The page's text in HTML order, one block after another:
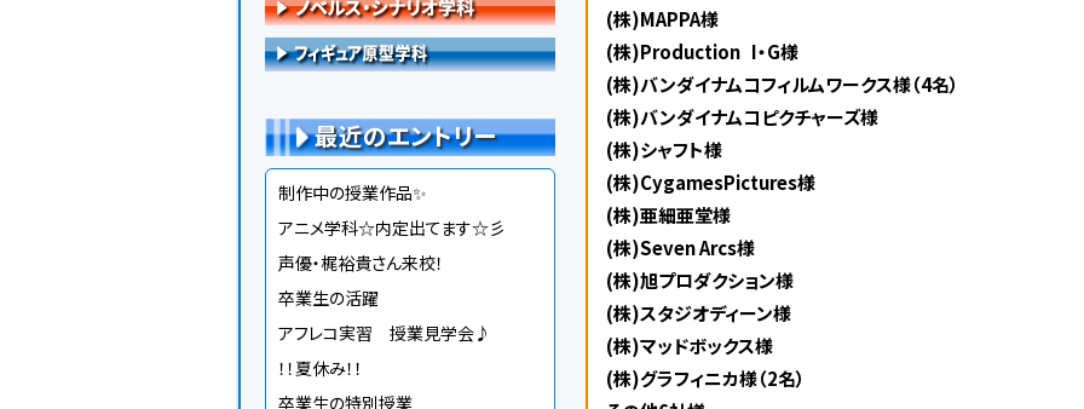
最近のエントリー
制作中の授業作品✨
アニメ学科☆内定出てます☆彡
声優・梶裕貴さん来校！
卒業生の活躍
アフレコ実習 授業見学会♪
！！夏休み！！
卒業生の特別授業
(株)MAPPA様
(株)Production I・G様
(株)バンダイナムコフィルムワークス様（4名）
(株)バンダイナムコピクチャーズ様
(株)シャフト様
(株)CygamesPictures様
(株)亜細亜堂様
(株)Seven Arcs様
(株)旭プロダクション様
(株)スタジオディーン様
(株)マッドボックス様
(株)グラフィニカ様（2名）